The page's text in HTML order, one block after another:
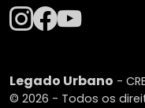
Legado Urbano -
© 2026 - Todos os